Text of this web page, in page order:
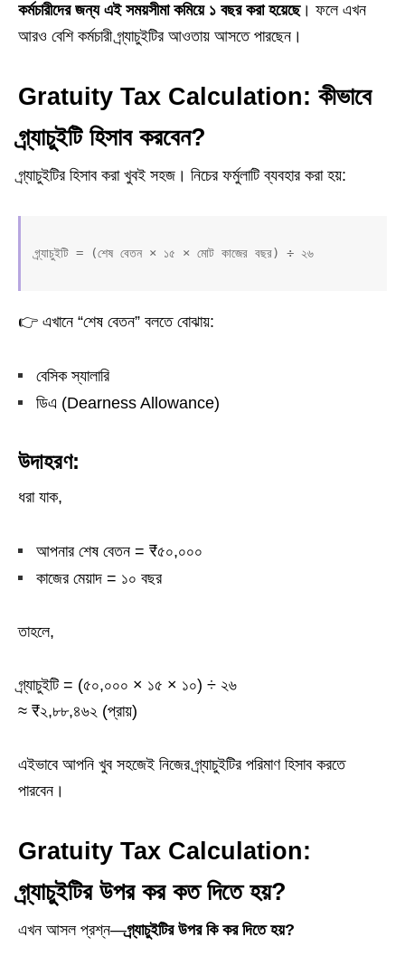
কর্মচারীদের জন্য এই সময়সীমা কমিয়ে ১ বছর করা হয়েছে। ফলে এখন
আরও বেশি কর্মচারী গ্র্যাচুইটির আওতায় আসতে পারছেন।
Gratuity Tax Calculation: কীভাবে
গ্র্যাচুইটি হিসাব করবেন?
গ্র্যাচুইটির হিসাব করা খুবই সহজ। নিচের ফর্মুলাটি ব্যবহার করা হয়:
👉 এখানে “শেষ বেতন” বলতে বোঝায়:
বেসিক স্যালারি
ডিএ (Dearness Allowance)
উদাহরণ:
ধরা যাক,
আপনার শেষ বেতন = ₹৫০,০০০
কাজের মেয়াদ = ১০ বছর
তাহলে,
গ্র্যাচুইটি = (৫০,০০০ × ১৫ × ১০) ÷ ২৬
≈ ₹২,৮৮,৪৬২ (প্রায়)
এইভাবে আপনি খুব সহজেই নিজের গ্র্যাচুইটির পরিমাণ হিসাব করতে
পারবেন।
Gratuity Tax Calculation:
গ্র্যাচুইটির উপর কর কত দিতে হয়?
এখন আসল প্রশ্ন—গ্র্যাচুইটির উপর কি কর দিতে হয়?